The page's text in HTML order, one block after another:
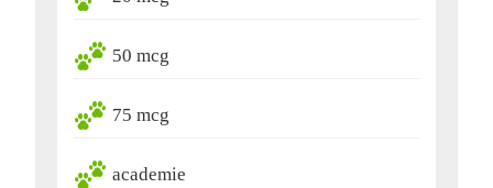
50 mcg
75 mcg
academie